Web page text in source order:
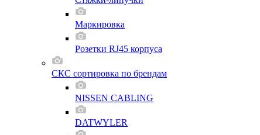
Маркировка
Розетки RJ45 корпуса
СКС сортировка по брендам
NISSEN CABLING
DATWYLER